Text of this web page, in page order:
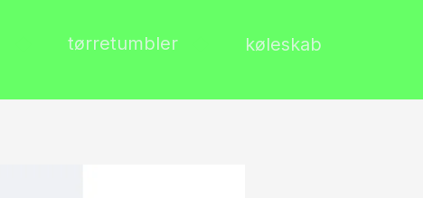
tørretumbler køleskab